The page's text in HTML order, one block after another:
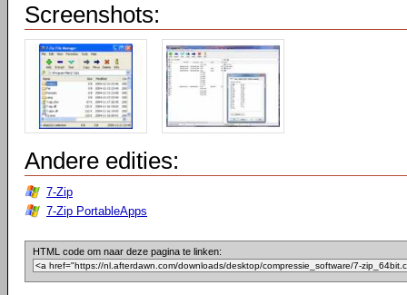
Screenshots:
Andere edities:
7-Zip
7-Zip PortableApps
HTML code om naar deze pagina te linken: